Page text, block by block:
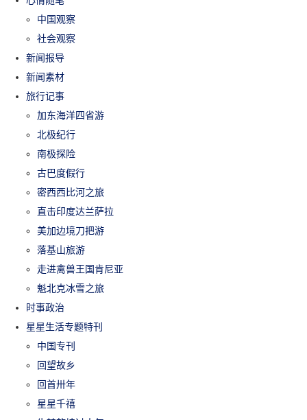
中国观察
社会观察
新闻报导
新闻素材
旅行记事
加东海洋四省游
北极纪行
南极探险
古巴度假行
密西西比河之旅
直击印度达兰萨拉
美加边境刀把游
落基山旅游
走进禽兽王国肯尼亚
魁北克冰雪之旅
时事政治
星星生活专题特刊
中国专刊
回望故乡
回首卅年
星星千禧